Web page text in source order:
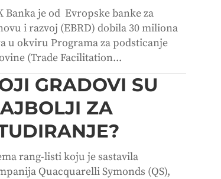
Banka je od Evropske banke za
i razvoj (EBRD) dobila 30 miliona
u okviru Programa za podsticanje
(Trade Facilitation...
GRADOVI SU
ZA
rang-listi koju je sastavila
Quacquarelli Symonds (QS),